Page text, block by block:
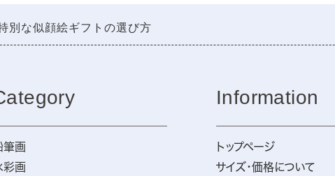
別な似顔絵ギフトの選び方
筆画
彩画
Information
トップページ
サイズ・価格について